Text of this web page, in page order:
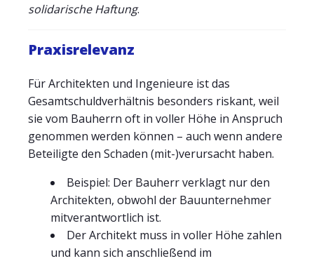
solidarische Haftung.
Praxisrelevanz
Für Architekten und Ingenieure ist das
Gesamtschuldverhältnis besonders riskant, weil
sie vom Bauherrn oft in voller Höhe in Anspruch
genommen werden können – auch wenn andere
Beteiligte den Schaden (mit-)verursacht haben.
Beispiel: Der Bauherr verklagt nur den
Architekten, obwohl der Bauunternehmer
mitverantwortlich ist.
Der Architekt muss in voller Höhe zahlen
und kann sich anschließend im